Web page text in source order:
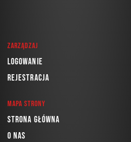
Zarządzaj
Logowanie
Rejestracja
Mapa strony
Strona główna
O nas